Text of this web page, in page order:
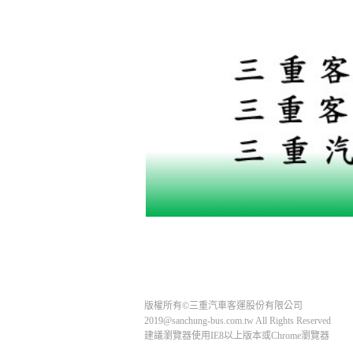
版權所有©三重汽車客運股份有限公司
2019@sanchung-bus.com.tw All Rights Reserved
建議瀏覽器使用IE8以上版本或Chrome瀏覽器